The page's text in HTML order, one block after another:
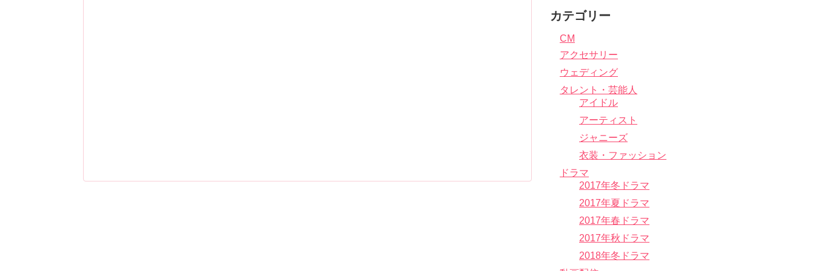
カテゴリー
CM
アクセサリー
ウェディング
タレント・芸能人
アイドル
アーティスト
ジャニーズ
衣装・ファッション
ドラマ
2017年冬ドラマ
2017年夏ドラマ
2017年春ドラマ
2017年秋ドラマ
2018年冬ドラマ